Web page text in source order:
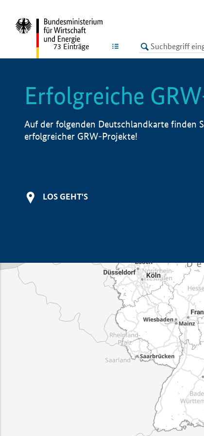
LISTE
73 Einträge
Erfolgreiche
Auf der folgenden Deutschlandkarte finden
erfolgreicher GRW-Projekte!
LOS GEHT'S